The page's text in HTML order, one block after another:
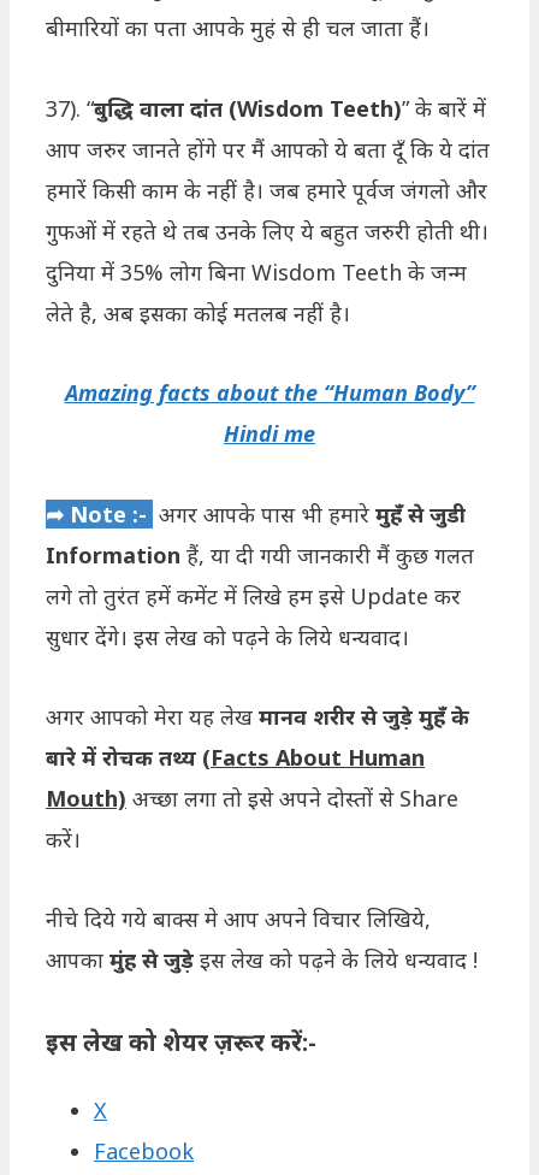
बीमारियों का पता आपके मुहं से ही चल जाता हैं।
37). “बुद्धि वाला दांत (Wisdom Teeth)” के बारें में
आप जरुर जानते होंगे पर मैं आपको ये बता दूँ कि ये दांत
हमारें किसी काम के नहीं है। जब हमारे पूर्वज जंगलो और
गुफओं में रहते थे तब उनके लिए ये बहुत जरुरी होती थी।
दुनिया में 35% लोग बिना Wisdom Teeth के जन्म
लेते है, अब इसका कोई मतलब नहीं है।
Amazing facts about the “Human Body”
Hindi me
➦ Note :- अगर आपके पास भी हमारे मुहँ से जुडी
Information हैं, या दी गयी जानकारी मैं कुछ गलत
लगे तो तुरंत हमें कमेंट में लिखे हम इसे Update कर
सुधार देंगे। इस लेख को पढ़ने के लिये धन्यवाद।
अगर आपको मेरा यह लेख मानव शरीर से जुड़े मुहँ के
बारे में रोचक तथ्य (Facts About Human
Mouth) अच्छा लगा तो इसे अपने दोस्तों से Share
करें।
नीचे दिये गये बाक्स मे आप अपने विचार लिखिये,
आपका मुंह से जुड़े इस लेख को पढ़ने के लिये धन्यवाद !
इस लेख को शेयर ज़रूर करें:-
X
Facebook